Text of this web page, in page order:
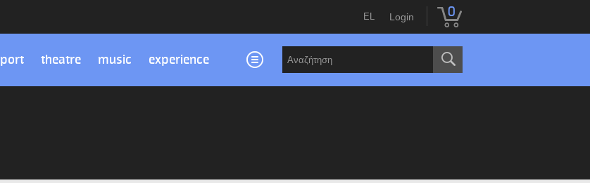
EL Login 0
theatre music experience